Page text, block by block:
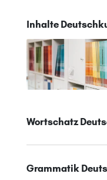
Inhalte
Wortschatz
Grammatik